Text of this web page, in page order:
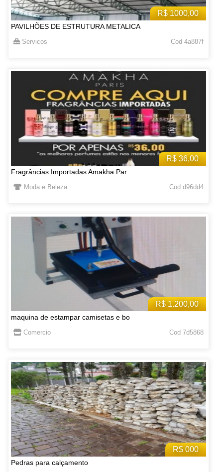
R$ 1000,00
PAVILHÕES DE ESTRUTURA METALICA
Servicos Cod 4a887f
R$ 36,00
Fragrâncias Importadas Amakha Par
Moda e Beleza Cod d96dd4
R$ 1.200,00
maquina de estampar camisetas e bo
Comercio Cod 7d5868
R$ 000
Pedras para calçamento